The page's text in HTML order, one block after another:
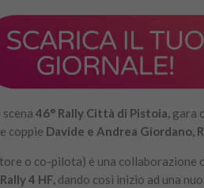
scena46° Rally Città di Pistoia, gara
coppie Davide e Andrea Giordano,
o co-pilota) è una collaborazione
4 HF, dando così inizio ad una